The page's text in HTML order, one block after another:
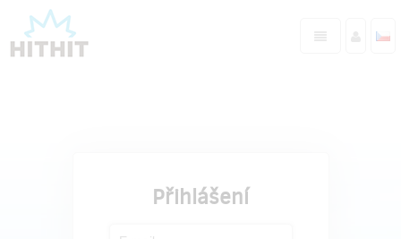
Přihlášení